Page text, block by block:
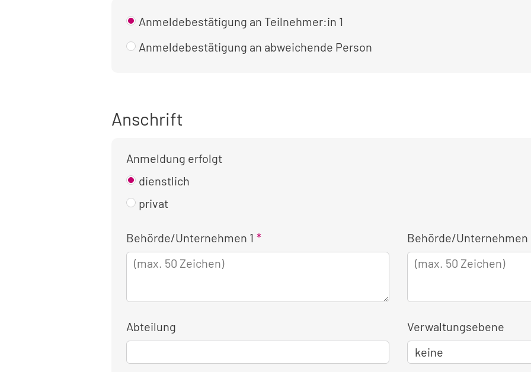
Anmeldebestätigung an Teilnehmer:in 1
Anmeldebestätigung an abweichende Person
Anschrift
Anmeldung erfolgt
dienstlich
privat
Kontaktinformationen
für
die
Anmeldung
Behörde/Unternehmen 1 Behörde/Unternehmen
Abteilung Verwaltungsebene